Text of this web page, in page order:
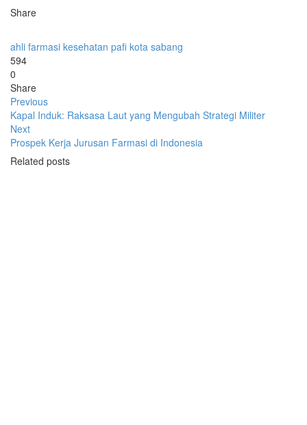
Share
ahli farmasi kesehatan pafi kota sabang
594
0
Share
Previous
Kapal Induk: Raksasa Laut yang Mengubah Strategi Militer
Next
Prospek Kerja Jurusan Farmasi di Indonesia
Related posts